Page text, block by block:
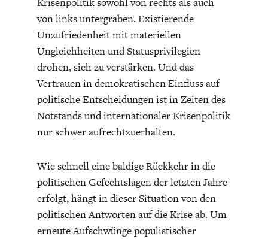
MACHT
von links untergraben. Existierende
Unzufriedenheit mit materiellen
Ungleichheiten und Statusprivilegien
drohen, sich zu verstärken. Und das
Vertrauen in demokratischen Einfluss auf
politische Entscheidungen ist in Zeiten des
Notstands und internationaler Krisenpolitik
nur schwer aufrechtzuerhalten.
Wie schnell eine baldige Rückkehr in die
politischen Gefechtslagen der letzten Jahre
erfolgt, hängt in dieser Situation von den
politischen Antworten auf die Krise ab. Um
erneute Aufschwünge populistischer